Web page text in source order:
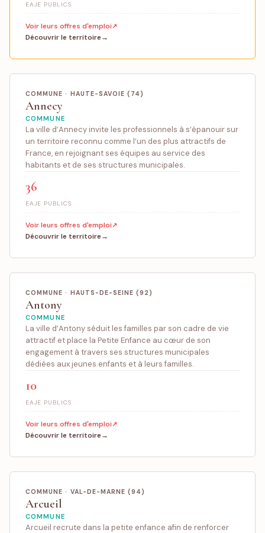
EAJE PUBLICS
Voir leurs offres d'emploi
Découvrir le territoire
COMMUNE · HAUTE-SAVOIE (74)
Annecy
COMMUNE
La ville d’Annecy invite les professionnels à s’épanouir sur
un territoire reconnu comme l’un des plus attractifs de
France, en rejoignant ses équipes au service des
habitants et de ses structures municipales.
36
EAJE PUBLICS
Voir leurs offres d'emploi
Découvrir le territoire
COMMUNE · HAUTS-DE-SEINE (92)
Antony
COMMUNE
La ville d’Antony séduit les familles par son cadre de vie
attractif et place la Petite Enfance au cœur de son
engagement à travers ses structures municipales
dédiées aux jeunes enfants et à leurs familles.
10
EAJE PUBLICS
Voir leurs offres d'emploi
Découvrir le territoire
COMMUNE · VAL-DE-MARNE (94)
Arcueil
COMMUNE
Arcueil recrute dans la petite enfance afin de renforcer